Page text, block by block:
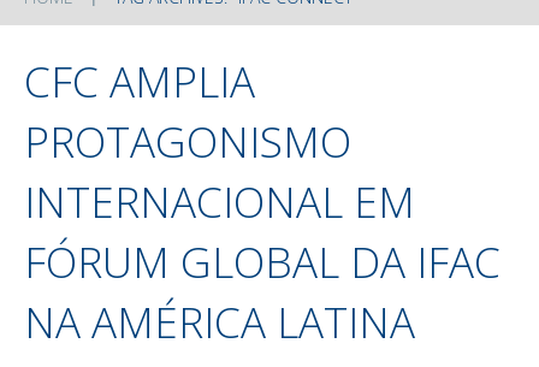
CFC AMPLIA
PROTAGONISMO
INTERNACIONAL EM
FÓRUM GLOBAL DA IFAC
NA AMÉRICA LATINA